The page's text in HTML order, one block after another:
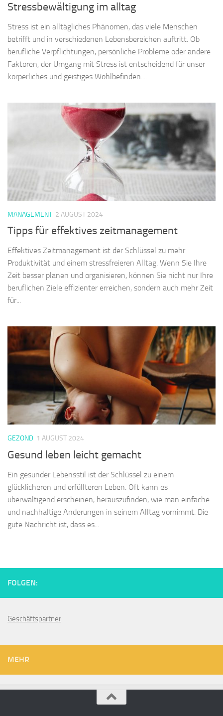
Stressbewältigung im alltag
Stress ist ein alltägliches Phänomen, das viele Menschen
betrifft und in verschiedenen Lebensbereichen auftritt. Ob
berufliche Verpflichtungen, persönliche Probleme oder andere
Faktoren, der Umgang mit Stress ist entscheidend für unser
körperliches und geistiges Wohlbefinden....
MANAGEMENT 2 AUGUST 2024
Tipps für effektives zeitmanagement
Effektives Zeitmanagement ist der Schlüssel zu mehr
Produktivität und einem stressfreieren Alltag. Wenn Sie Ihre
Zeit besser planen und organisieren, können Sie nicht nur Ihre
beruflichen Ziele effizienter erreichen, sondern auch mehr Zeit
für...
GEZOND 1 AUGUST 2024
Gesund leben leicht gemacht
Ein gesunder Lebensstil ist der Schlüssel zu einem
glücklicheren und erfüllteren Leben. Oft kann es
überwältigend erscheinen, herauszufinden, wie man einfache
und nachhaltige Änderungen in seinem Alltag vornimmt. Die
gute Nachricht ist, dass es...
FOLGEN:
Geschäftspartner
MEHR